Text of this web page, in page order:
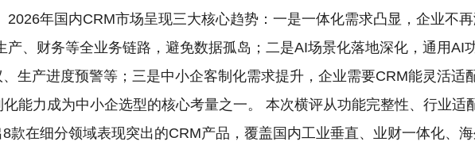
年国内CRM市场呈现三大核心趋势：一是一体化需求凸显，企业不
、财务等全业务链路，避免数据孤岛；二是AI场景化落地深化，通用AI
生产进度预警等；三是中小企客制化需求提升，企业需要CRM能灵活适
能力成为中小企选型的核心考量之一。 本次横评从功能完整性、行业适
款在细分领域表现突出的CRM产品，覆盖国内工业垂直、业财一体化、